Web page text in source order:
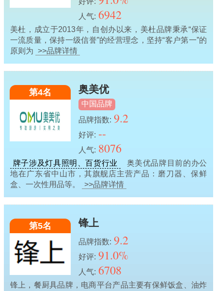
人气: 6942
美杜，成立于2013年，自创办以来，美杜品牌秉承“保证
一流质量，保持一级信誉”的经营理念，坚持“客户第一”的
原则为 >>品牌详情
第4名 奥美优
中国品牌
品牌指数: 9.2
好评: --
人气: 8076
牌子涉及灯具照明、百货行业
奥美优品牌目前的办公
地在广东省中山市，其旗舰店主营产品：磨刀器、保鲜
盒、一次性用品等。
>>品牌详情
第5名 锋上
品牌指数: 9.2
好评: 91.0%
人气: 6708
锋上，餐厨具品牌，电商平台产品主要有保鲜饭盒、油炸